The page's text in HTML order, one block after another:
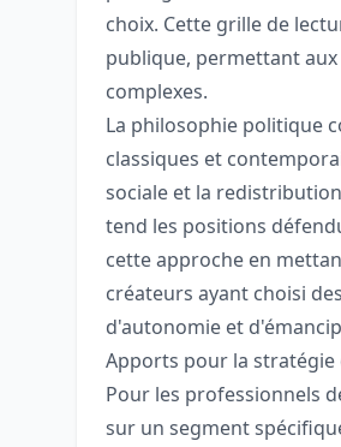
choix. Cette grille de
publique, permettant
complexes.
La philosophie politique
classiques et
sociale et la
tend les positions
cette approche en
créateurs ayant choisi
d'autonomie et
Apports pour la
Pour les professionnels
sur un segment